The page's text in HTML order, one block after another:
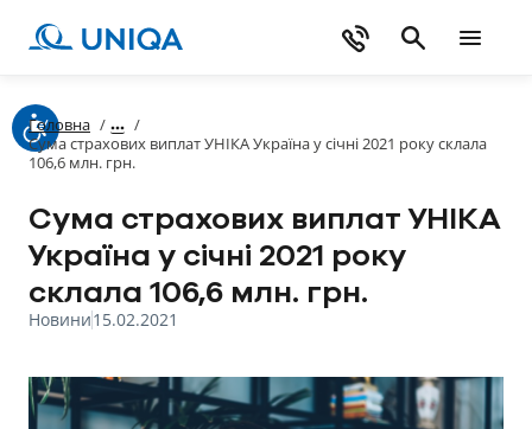
Головна /
/
Сума страхових виплат УНІКА Україна у січні 2021 року склала
106,6 млн. грн.
Сума страхових виплат УНІКА
Україна у січні 2021 року
склала 106,6 млн. грн.
Новини15.02.2021